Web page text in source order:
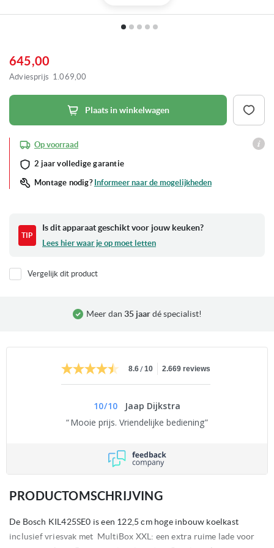
het
begin
van
afbeeldingen-
645,00
Adviesprijs 1.069,00
Plaats in winkelwagen
Op voorraad
2 jaar volledige garantie
Montage nodig? Informeer naar de mogelijkheden
Is dit apparaat geschikt voor jouw keuken?
Lees hier waar je op moet letten
Vergelijk dit product
Meer dan 35 jaar dé specialist!
8.6/ 10 2.669 reviews
10/10
Jaap Dijkstra
Mooie prijs. Vriendelijke bediening
PRODUCTOMSCHRIJVING
De Bosch KIL425SE0 is een 122,5 cm hoge inbouw koelkast
inclusief vriesvak met MultiBox XXL: een extra ruime lade voor